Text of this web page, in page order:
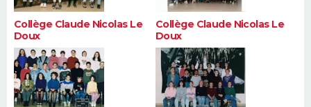
Collège Claude Nicolas Le
Doux
Collège Claude Nicolas Le
Doux